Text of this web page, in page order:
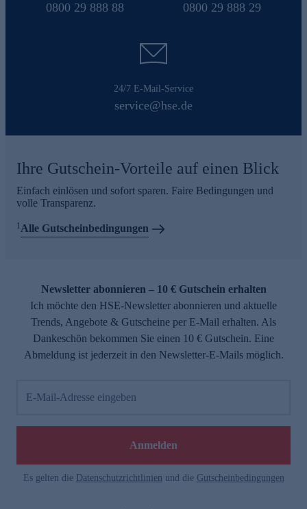
0800 29 888 88 0800 29 888 29
24/7 E-Mail-Service
service@hse.de
Ihre Gutschein-Vorteile auf einen Blick
Einfach einlösen und sofort sparen. Faire Bedingungen und
volle Transparenz.
1Alle Gutscheinbedingungen
Newsletter abonnieren – 10 € Gutschein erhalten
Ich möchte den HSE-Newsletter abonnieren und aktuelle
Trends, Angebote & Gutscheine per E-Mail erhalten. Als
Dankeschön bekommen Sie einen 10 € Gutschein. Eine
Abmeldung ist jederzeit in den Newsletter-E-Mails möglich.
E-Mail-Adresse eingeben
Anmelden
Es gelten die Datenschutzrichtlinien und die Gutscheinbedingungen